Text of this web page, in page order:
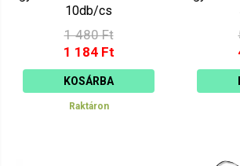
10db/cs
1 480 Ft
1 184 Ft
KOSÁRBA
Raktáron